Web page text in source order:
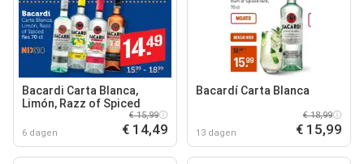
Bacardi Carta Blanca,
Limón, Razz of Spiced
6 dagen
€ 15,99
€ 14,49
Bacardí Carta Blanca
13 dagen
€ 18,99
€ 15,99